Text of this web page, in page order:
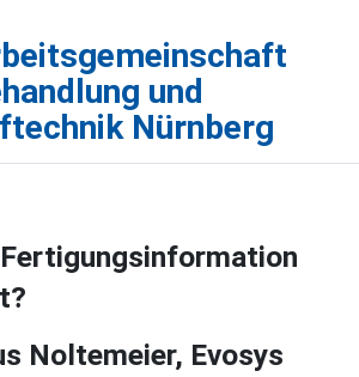
und
Nürnberg
Noltemeier, Evosys